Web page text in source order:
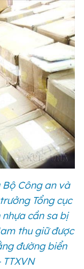
Bộ Công an và
Tổng cục
cần sa bị
thu giữ được
đường biển